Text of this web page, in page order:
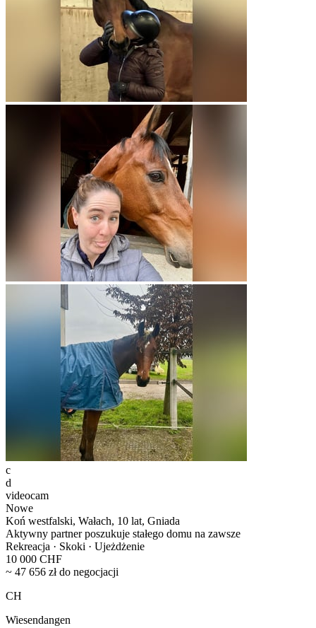
c
d
videocam
Nowe
Koń westfalski, Wałach, 10 lat, Gniada
Aktywny partner poszukuje stałego domu na zawsze
Rekreacja · Skoki · Ujeżdżenie
10 000 CHF
~ 47 656 zł do negocjacji
CH
Wiesendangen